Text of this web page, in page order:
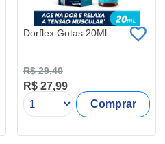
Dorflex Gotas 20Ml
R$ 29,40
R$ 27,99
Comprar